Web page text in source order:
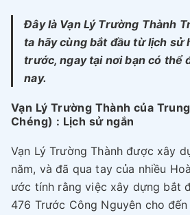
Đây là Vạn Lý Trường Thành
ta hãy cùng bắt đầu từ lịch sử
trước, ngay tại nơi bạn có thể
nay.
Vạn Lý Trường Thành của
Chéng) : Lịch sử ngắn
Vạn Lý Trường Thành được xây
năm, và đã qua tay của nhiều
ước tính rằng việc xây dựng bắt
476 Trước Công Nguyên cho